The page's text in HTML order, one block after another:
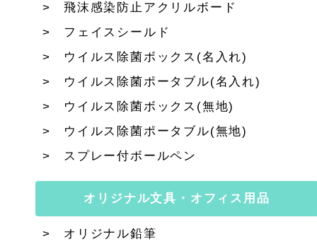
飛沫感染防止アクリルボード
フェイスシールド
ウイルス除菌ボックス(名入れ)
ウイルス除菌ポータブル(名入れ)
ウイルス除菌ボックス(無地)
ウイルス除菌ポータブル(無地)
スプレー付ボールペン
オリジナル文具・オフィス用品
オリジナル鉛筆